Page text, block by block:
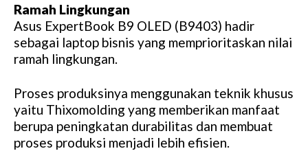
Ramah Lingkungan
Asus ExpertBook B9 OLED (B9403) hadir
sebagai laptop bisnis yang memprioritaskan nilai
ramah lingkungan.
Proses produksinya menggunakan teknik khusus
yaitu Thixomolding yang memberikan manfaat
berupa peningkatan durabilitas dan membuat
proses produksi menjadi lebih efisien.